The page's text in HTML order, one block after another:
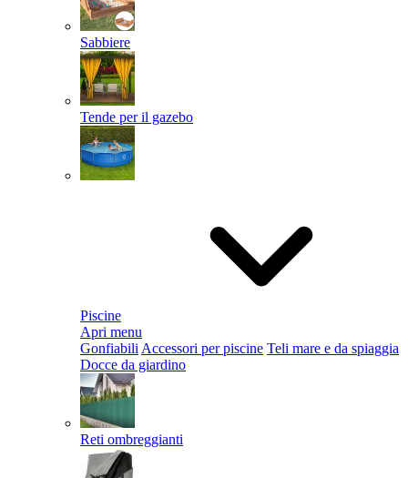
Sabbiere
Tende per il gazebo
Piscine
Apri menu
Gonfiabili Accessori per piscine Teli mare e da spiaggia
Docce da giardino
Reti ombreggianti